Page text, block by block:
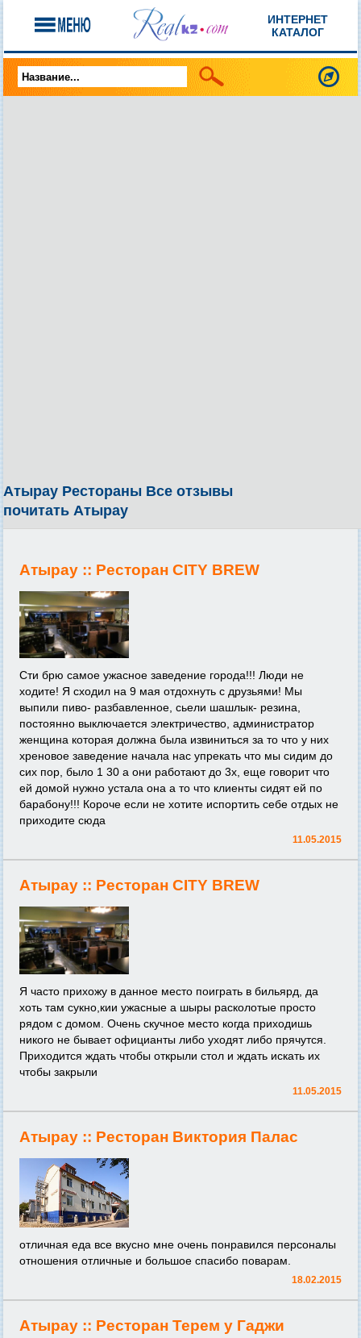
ИНТЕРНЕТ
КАТАЛОГ
Атырау Рестораны Все отзывы
почитать Атырау
Атырау :: Ресторан CITY BREW
Сти брю самое ужасное заведение города!!! Люди не
ходите! Я сходил на 9 мая отдохнуть с друзьями! Мы
выпили пиво- разбавленное, сьели шашлык- резина,
постоянно выключается электричество, администратор
женщина которая должна была извиниться за то что у них
хреновое заведение начала нас упрекать что мы сидим до
сих пор, было 1 30 а они работают до 3х, еще говорит что
ей домой нужно устала она а то что клиенты сидят ей по
барабону!!! Короче если не хотите испортить себе отдых не
приходите сюда
11.05.2015
Атырау :: Ресторан CITY BREW
Я часто прихожу в данное место поиграть в бильярд, да
хоть там сукно,кии ужасные а шыры расколотые просто
рядом с домом. Очень скучное место когда приходишь
никого не бывает официанты либо уходят либо прячутся.
Приходится ждать чтобы открыли стол и ждать искать их
чтобы закрыли
11.05.2015
Атырау :: Ресторан Виктория Палас
отличная еда все вкусно мне очень понравился персоналы
отношения отличные и большое спасибо поварам.
18.02.2015
Атырау :: Ресторан Терем у Гаджи